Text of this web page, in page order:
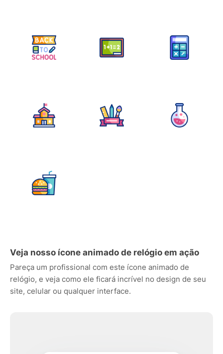
Veja nosso ícone animado de relógio em ação
Pareça um profissional com este ícone animado de
relógio, e veja como ele ficará incrível no design de seu
site, celular ou qualquer interface.